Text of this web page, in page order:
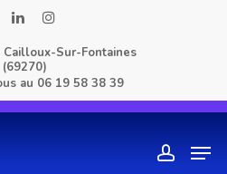
linkedininstagram
Cailloux-Sur-Fontaines
(69270)
au 06 19 58 38 39